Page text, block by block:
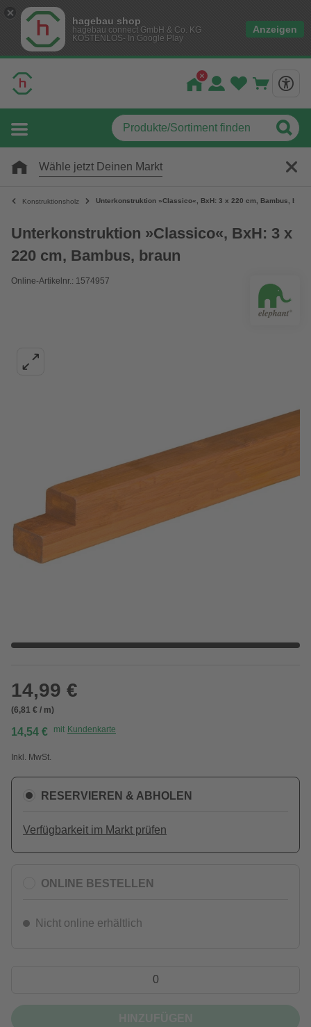
hagebau shop
hagebau connect GmbH & Co. KG
KOSTENLOS- In Google Play
Anzeigen
Wähle jetzt Deinen Markt
Konstruktionsholz Unterkonstruktion »Classico«, BxH: 3 x 220 cm, Bambus, braun
Unterkonstruktion »Classico«, BxH: 3 x
220 cm, Bambus, braun
Online-Artikelnr.: 1574957
14,99 €
(6,81 € / m)
14,54 € mit Kundenkarte
Inkl. MwSt.
RESERVIEREN & ABHOLEN
Verfügbarkeit im Markt prüfen
ONLINE BESTELLEN
Nicht online erhältlich